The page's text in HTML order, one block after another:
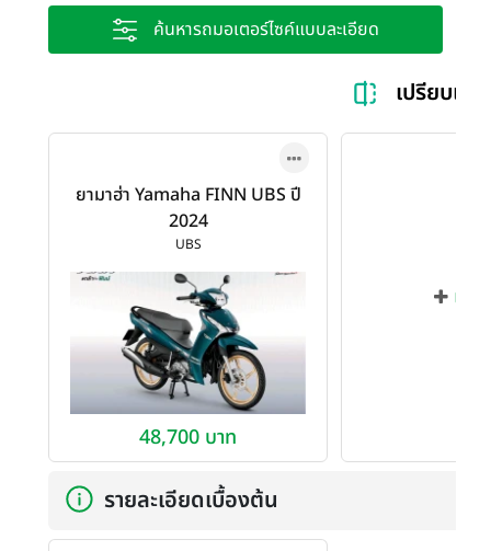
ค้นหารถมอเตอร์ไซค์แบบละเอียด
เปรียบเที
ยามาฮ่า Yamaha FINN UBS ปี
2024
UBS
48,700 บาท
เพิ่
รายละเอียดเบื้องต้น